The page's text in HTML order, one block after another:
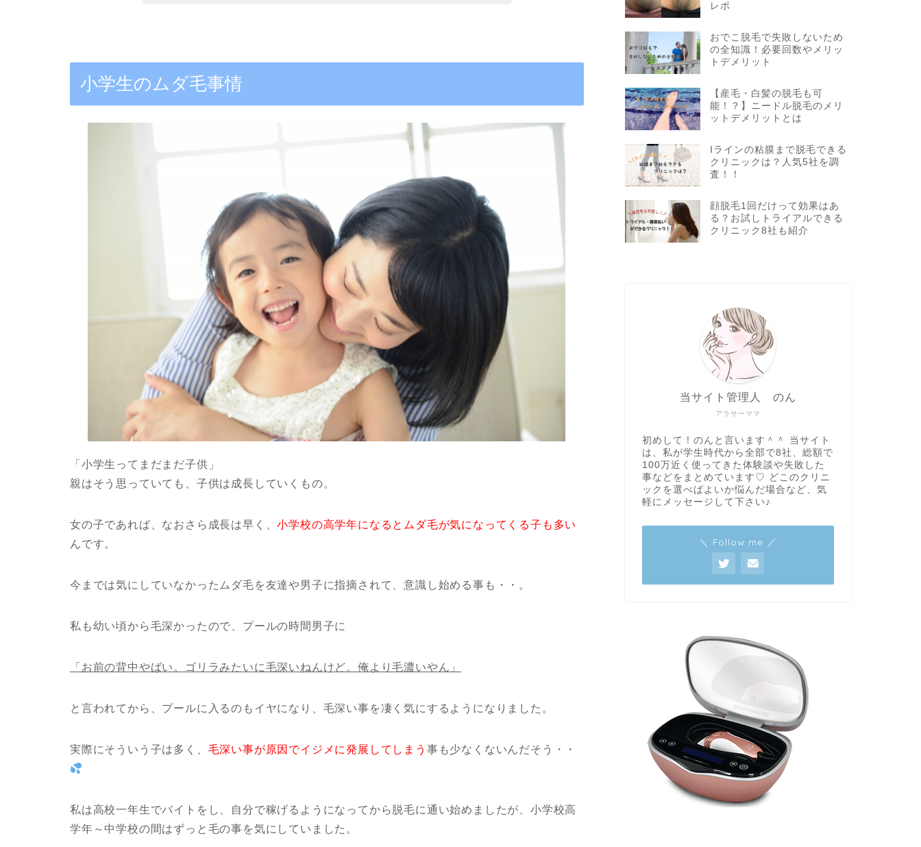
小学生のムダ毛事情
「小学生ってまだまだ子供」
親はそう思っていても、子供は成長していくもの。
女の子であれば、なおさら成長は早く、小学校の高学年になるとムダ毛が気になってくる子も多い
んです。
今までは気にしていなかったムダ毛を友達や男子に指摘されて、意識し始める事も・・。
私も幼い頃から毛深かったので、プールの時間男子に
「お前の背中やばい。ゴリラみたいに毛深いねんけど。俺より毛濃いやん」
と言われてから、プールに入るのもイヤになり、毛深い事を凄く気にするようになりました。
実際にそういう子は多く、 毛深い事が原因でイジメに発展してしまう 事も少なくないんだそう・・
私は高校一年生でバイトをし、自分で稼げるようになってから脱毛に通い始めましたが、小学校高
学年～中学校の間はずっと毛の事を気にしていました。
レポ
おでこ脱毛で失敗しないため
の全知識！必要回数やメリッ
トデメリット
【産毛・白髪の脱毛も可
能！？】ニードル脱毛のメリ
ットデメリットとは
Iラインの粘膜まで脱毛できる
クリニックは？人気5社を調
査！！
顔脱毛1回だけって効果はあ
る？お試しトライアルできる
クリニック8社も紹介
アラサーママ
当サイト管理人 のん
初めして！のんと言います＾＾ 当サイト
は、私が学生時代から全部で8社、総額で
100万近く使ってきた体験談や失敗した
事などをまとめています♡ どこのクリニ
ックを選べばよいか悩んだ場合など、気
軽にメッセージして下さい♪
＼ Follow me ／